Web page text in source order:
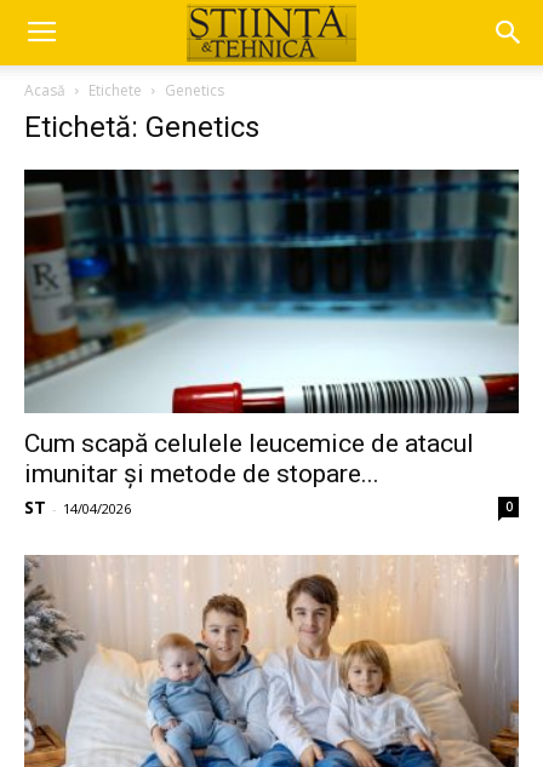
Acasă Etichete Genetics
Etichetă: Genetics
Cum scapă celulele leucemice de atacul
imunitar și metode de stopare...
ST - 14/04/2026 0